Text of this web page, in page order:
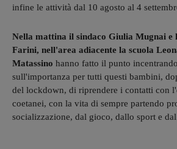
infine le attività dal 10 agosto al 4
Nella mattina il sindaco Giulia Mugnai e
Farini, nell'area adiacente la scuola
Matassino hanno fatto il punto
sull'importanza per tutti questi bambini,
del lockdown, di riprendere i contatti con
coetanei, con la vita di sempre partendo
socializzazione, dal gioco, dallo sport e